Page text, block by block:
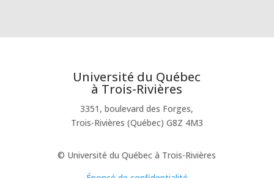
Université du Québec
à Trois-Rivières
3351, boulevard des Forges,
Trois-Rivières (Québec) G8Z 4M3
© Université du Québec à Trois-Rivières